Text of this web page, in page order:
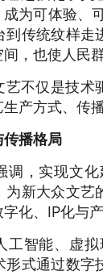
为可体验、
到传统纹样
，也使人民
艺不仅是技术
产方式、传
传播格局
调，实现文
新大众文艺
化、IP化与
工智能、虚
形式通过数